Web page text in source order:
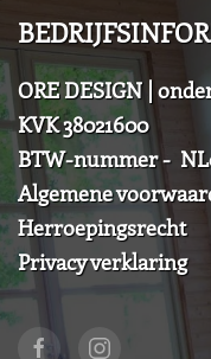
ORE DESIGN |
KVK 38021600
BTW-nummer -
Algemene
Herroepingsrecht
Privacy verklaring